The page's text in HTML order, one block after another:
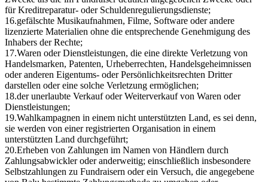
für Kreditreparatur- oder Schuldenregulierungsdienste;
16.gefälschte Musikaufnahmen, Filme, Software oder andere
lizenzierte Materialien ohne die entsprechende Genehmigung des
Inhabers der Rechte;
17.Waren oder Dienstleistungen, die eine direkte Verletzung von
Handelsmarken, Patenten, Urheberrechten, Handelsgeheimnissen
oder anderen Eigentums- oder Persönlichkeitsrechten Dritter
darstellen oder eine solche Verletzung ermöglichen;
18.der unerlaubte Verkauf oder Weiterverkauf von Waren oder
Dienstleistungen;
19.Wahlkampagnen in einem nicht unterstützten Land, es sei denn,
sie werden von einer registrierten Organisation in einem
unterstützten Land durchgeführt;
20.Erheben von Zahlungen im Namen von Händlern durch
Zahlungsabwickler oder anderweitig; einschließlich insbesondere
Selbstzahlungen zu Fundraisern oder ein Versuch, die angegebene